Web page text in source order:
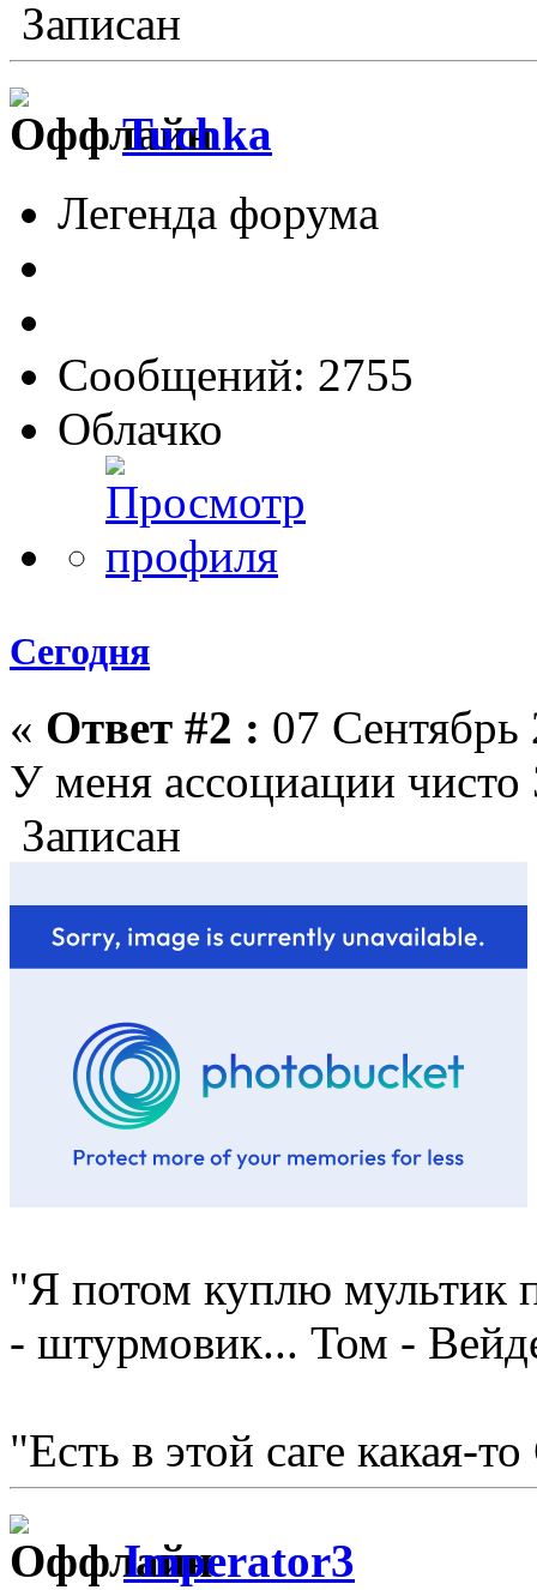
Записан
Tuchka
Легенда форума
Сообщений: 2755
Облачко
Сегодня
« Ответ #2 : 07
У меня ассоциации
Записан
"Я потом куплю мультик
- штурмовик... Том -
"Есть в этой саге какая-
Imperator3